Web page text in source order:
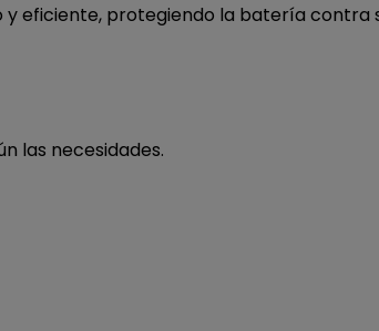
eficiente, protegiendo la batería contra
las necesidades.